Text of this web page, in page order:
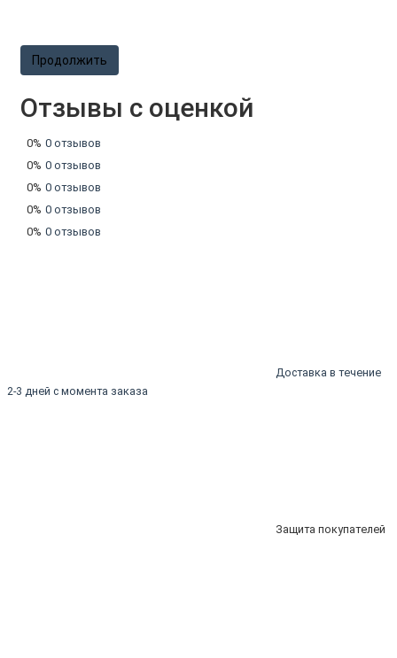
Продолжить
Отзывы с оценкой
0% 0 отзывов
0% 0 отзывов
0% 0 отзывов
0% 0 отзывов
0% 0 отзывов
Доставка в течение
2-3 дней с момента заказа
Защита покупателей